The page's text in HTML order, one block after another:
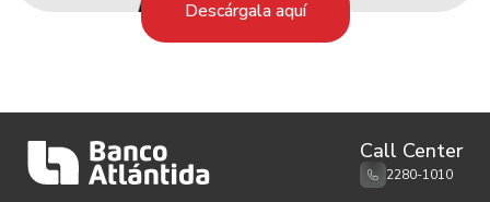
Descárgala aquí
Call Center
2280-1010